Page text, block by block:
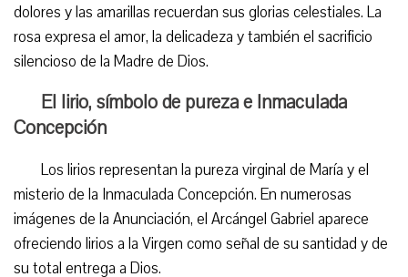
dolores y las amarillas recuerdan sus glorias celestiales. La
rosa expresa el amor, la delicadeza y también el sacrificio
silencioso de la Madre de Dios.
El lirio, símbolo de pureza e Inmaculada
Concepción
Los lirios representan la pureza virginal de María y el
misterio de la Inmaculada Concepción. En numerosas
imágenes de la Anunciación, el Arcángel Gabriel aparece
ofreciendo lirios a la Virgen como señal de su santidad y de
su total entrega a Dios.